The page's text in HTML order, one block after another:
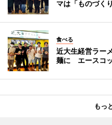
マは「ものづく
食べる
近大生経営ラー
麺に エースコ
もっ